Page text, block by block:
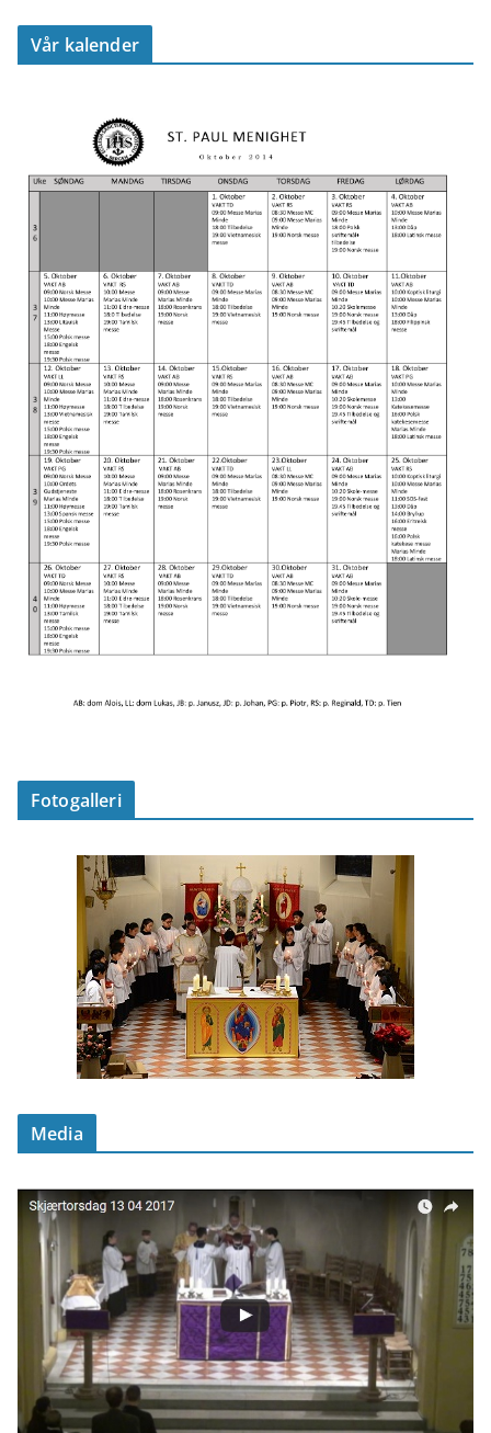
Vår kalender
Fotogalleri
Media